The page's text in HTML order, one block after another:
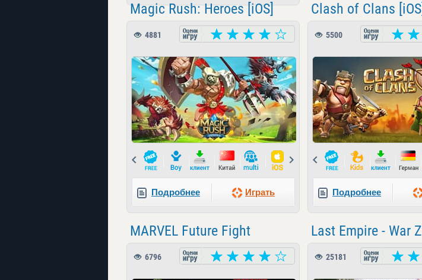
Magic Rush: Heroes [iOS]
4881
Prev
Подробнее Играть
Clash of Clans [iOS]
5500
Prev
Подробнее
MARVEL Future Fight
6796
Last Empire - War Z
25181